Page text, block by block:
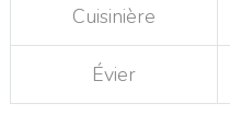
Cuisinière
Évier